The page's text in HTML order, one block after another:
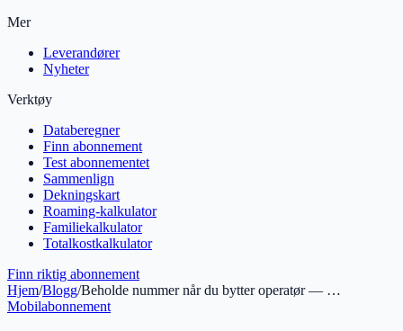
Mer
Leverandører
Nyheter
Verktøy
Databeregner
Finn abonnement
Test abonnementet
Sammenlign
Dekningskart
Roaming-kalkulator
Familiekalkulator
Totalkostkalkulator
Finn riktig abonnement
Hjem/Blogg/Beholde nummer når du bytter operatør — …
Mobilabonnement